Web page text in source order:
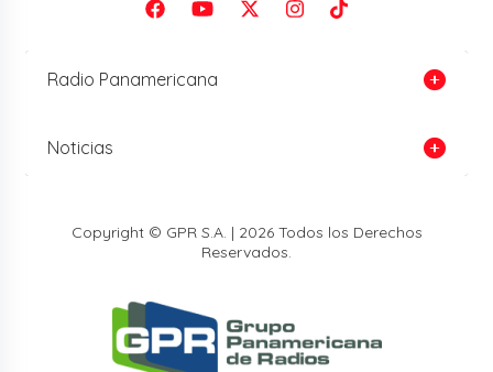
Radio Panamericana
Noticias
Copyright © GPR S.A. | 2026 Todos los Derechos
Reservados.